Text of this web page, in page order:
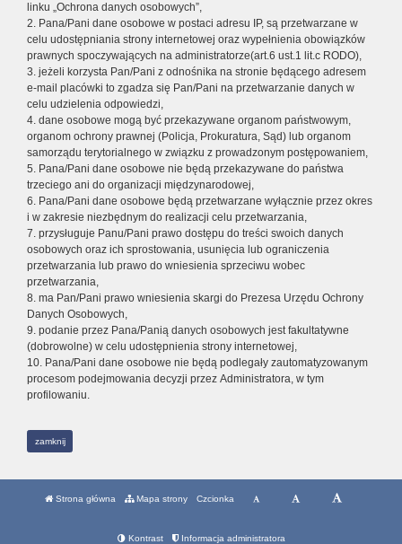
linku „Ochrona danych osobowych”,
2. Pana/Pani dane osobowe w postaci adresu IP, są przetwarzane w
celu udostępniania strony internetowej oraz wypełnienia obowiązków
prawnych spoczywających na administratorze(art.6 ust.1 lit.c RODO),
3. jeżeli korzysta Pan/Pani z odnośnika na stronie będącego adresem
e-mail placówki to zgadza się Pan/Pani na przetwarzanie danych w
celu udzielenia odpowiedzi,
4. dane osobowe mogą być przekazywane organom państwowym,
organom ochrony prawnej (Policja, Prokuratura, Sąd) lub organom
samorządu terytorialnego w związku z prowadzonym postępowaniem,
5. Pana/Pani dane osobowe nie będą przekazywane do państwa
trzeciego ani do organizacji międzynarodowej,
6. Pana/Pani dane osobowe będą przetwarzane wyłącznie przez okres
i w zakresie niezbędnym do realizacji celu przetwarzania,
7. przysługuje Panu/Pani prawo dostępu do treści swoich danych
osobowych oraz ich sprostowania, usunięcia lub ograniczenia
przetwarzania lub prawo do wniesienia sprzeciwu wobec
przetwarzania,
8. ma Pan/Pani prawo wniesienia skargi do Prezesa Urzędu Ochrony
Danych Osobowych,
9. podanie przez Pana/Panią danych osobowych jest fakultatywne
(dobrowolne) w celu udostępnienia strony internetowej,
10. Pana/Pani dane osobowe nie będą podlegały zautomatyzowanym
procesom podejmowania decyzji przez Administratora, w tym
profilowaniu.
zamknij
Strona główna Mapa strony Czcionka
Kontrast Informacja administratora